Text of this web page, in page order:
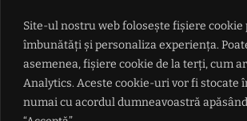
Site-ul nostru web folosește fișiere cookie
îmbunătăți și personaliza experiența.
asemenea, fișiere cookie de la terți, cum
Analytics. Aceste cookie-uri vor fi stocate
numai cu acordul dumneavoastră
Taximetristul căruia i s-a făcut rău la volan a
Municipal
Fraudă de miliarde la cea mai mare bancă din